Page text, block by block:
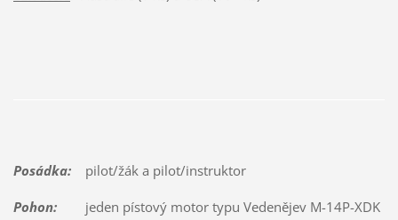
Posádka:pilot/žák a pilot/instruktor
Pohon:jeden pístový motor typu Vedenějev M-14P-XDK